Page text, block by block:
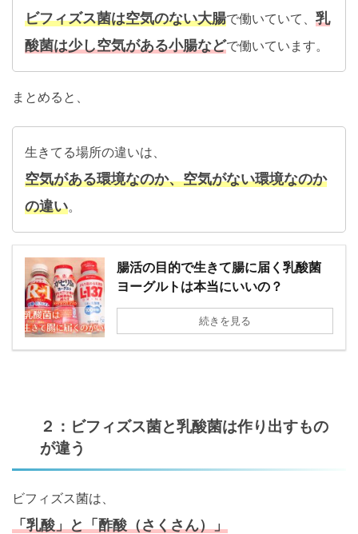
ビフィズス菌は空気のない大腸で働いていて、 乳
酸菌は少し空気がある小腸などで働いています。
まとめると、
生きてる場所の違いは、
空気がある環境なのか、空気がない環境なのか
の違い。
腸活の目的で生きて腸に届く乳酸菌
ヨーグルトは本当にいいの？
続きを見る
２：ビフィズス菌と乳酸菌は作り出すもの
が違う
ビフィズス菌は、
「乳酸」と「酢酸（さくさん）」